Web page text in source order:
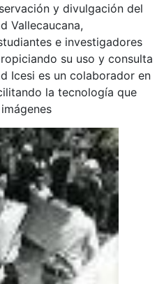
y divulgación del
Vallecaucana,
e investigadores
su uso y consulta
Icesi es un colaborador en
la tecnología que